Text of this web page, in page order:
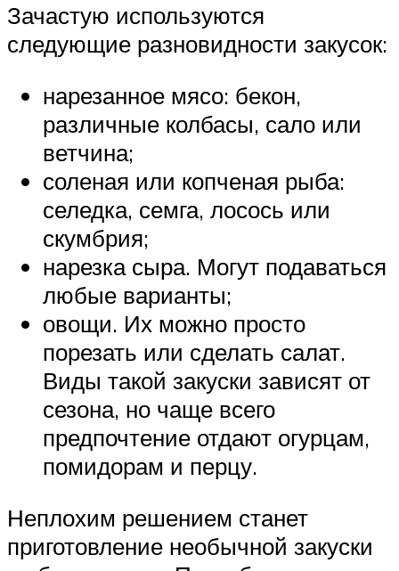
Зачастую используются
следующие разновидности закусок:
нарезанное мясо: бекон,
различные колбасы, сало или
ветчина;
соленая или копченая рыба:
селедка, семга, лосось или
скумбрия;
нарезка сыра. Могут подаваться
любые варианты;
овощи. Их можно просто
порезать или сделать салат.
Виды такой закуски зависят от
сезона, но чаще всего
предпочтение отдают огурцам,
помидорам и перцу.
Неплохим решением станет
приготовление необычной закуски